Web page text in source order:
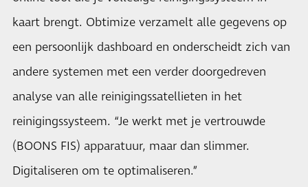
kaart brengt. Obtimize verzamelt alle gegevens op
een persoonlijk dashboard en onderscheidt zich van
andere systemen met een verder doorgedreven
analyse van alle reinigingssatellieten in het
reinigingssysteem. “Je werkt met je vertrouwde
(BOONS FIS) apparatuur, maar dan slimmer.
Digitaliseren om te optimaliseren.”